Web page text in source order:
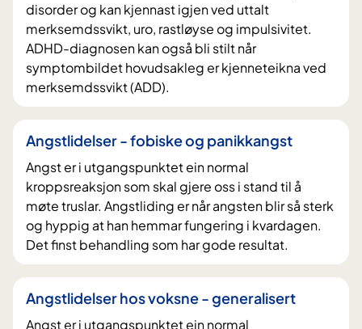
t
disorder og kan kjennast igjen ved uttalt
merksemdssvikt, uro, rastløyse og impulsivitet.
ADHD-diagnosen kan også bli stilt når
symptombildet hovudsakleg er kjenneteikna ved
merksemdssvikt (ADD).
Angstlidelser - fobiske og panikkangst
Angst er i utgangspunktet ein normal
kroppsreaksjon som skal gjere oss i stand til å
møte truslar. Angstliding er når angsten blir så sterk
og hyppig at han hemmar fungering i kvardagen.
Det finst behandling som har gode resultat.
Angstlidelser hos voksne - generalisert
Angst er i utgangspunktet ein normal